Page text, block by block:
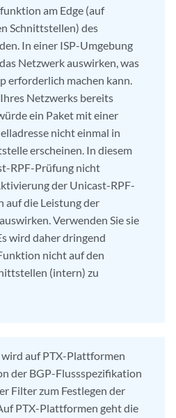
am Edge (auf
Schnittstellen) des
In einer ISP-Umgebung
Netzwerk auswirken, was
erforderlich machen kann.
Ihres Netzwerks bereits
ein Paket mit einer
nicht einmal in
erscheinen. In diesem
RPF-Prüfung nicht
der Unicast-RPF-
auf die Leistung der
Verwenden Sie sie
wird daher dringend
nicht auf den
(intern) zu
auf PTX-Plattformen
der BGP-Flussspezifikation
Filter zum Festlegen der
PTX-Plattformen geht die